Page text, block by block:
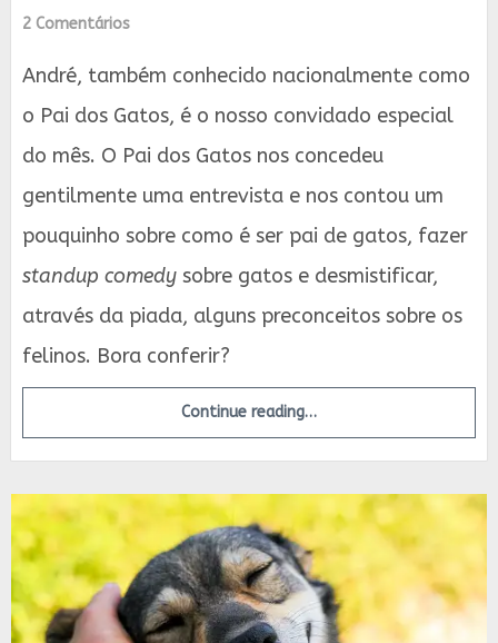
2 Comentários
André, também conhecido nacionalmente como
o Pai dos Gatos, é o nosso convidado especial
do mês. O Pai dos Gatos nos concedeu
gentilmente uma entrevista e nos contou um
pouquinho sobre como é ser pai de gatos, fazer
standup comedy sobre gatos e desmistificar,
através da piada, alguns preconceitos sobre os
felinos. Bora conferir?
Continue reading…